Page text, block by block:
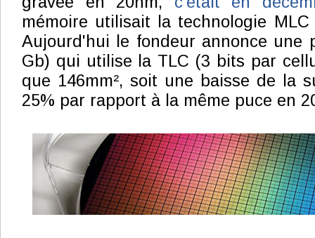
mémoire utilisait la technologie
Aujourd'hui le fondeur annonce une
Gb) qui utilise la TLC (3 bits par
que 146mm², soit une baisse de la
25% par rapport à la même puce en